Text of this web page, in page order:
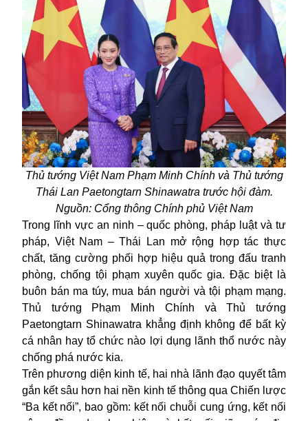
Thủ tướng Việt Nam Phạm Minh Chính và Thủ tướng
Thái Lan Paetongtarn Shinawatra trước hội đàm.
Nguồn: Cổng thông Chính phủ Việt Nam
Trong lĩnh vực an ninh – quốc phòng, pháp luật và tư
pháp, Việt Nam – Thái Lan mở rộng hợp tác thực
chất, tăng cường phối hợp hiệu quả trong đấu tranh
phòng, chống tội phạm xuyên quốc gia. Đặc biệt là
buôn bán ma túy, mua bán người và tội phạm mạng.
Thủ tướng Phạm Minh Chính và Thủ tướng
Paetongtarn Shinawatra khẳng định không để bất kỳ
cá nhân hay tổ chức nào lợi dụng lãnh thổ nước này
chống phá nước kia.
Trên phương diện kinh tế, hai nhà lãnh đạo quyết tâm
gắn kết sâu hơn hai nền kinh tế thông qua Chiến lược
“Ba kết nối”, bao gồm: kết nối chuỗi cung ứng, kết nối